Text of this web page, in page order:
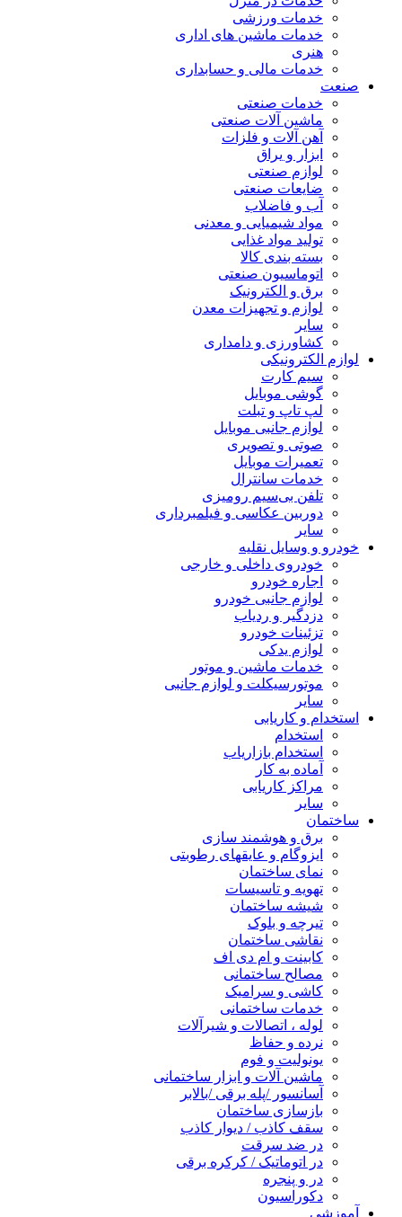
خدمات ورزشی
خدمات ماشین های اداری
هنری
خدمات مالی و حسابداری
صنعت
خدمات صنعتی
ماشین آلات صنعتی
آهن آلات و فلزات
ابزار و یراق
لوازم صنعتی
ضایعات صنعتی
آب و فاضلاب
مواد شیمیایی و معدنی
تولید مواد غذایی
بسته بندی کالا
اتوماسیون صنعتی
برق و الکترونیک
لوازم و تجهیزات معدن
سایر
کشاورزی و دامداری
لوازم الکترونیکی
سیم کارت
گوشی موبایل
لپ تاپ و تبلت
لوازم جانبی موبایل
صوتی و تصویری
تعمیرات موبایل
خدمات سانترال
تلفن بی‌سیم رومیزی
دوربین عکاسی و فیلمبرداری
سایر
خودرو و وسایل نقلیه
خودروی داخلی و خارجی
اجاره خودرو
لوازم جانبی خودرو
دزدگیر و ردیاب
تزئینات خودرو
لوازم یدکی
خدمات ماشین و موتور
موتورسیکلت و لوازم جانبی
سایر
استخدام و کاریابی
استخدام
استخدام بازاریاب
آماده به کار
مراکز کاریابی
سایر
ساختمان
برق و هوشمند سازی
ایزوگام و عایقهای رطوبتی
نمای ساختمان
تهویه و تاسیسات
شیشه ساختمان
تیرچه و بلوک
نقاشی ساختمان
کابینت و ام دی اف
مصالح ساختمانی
کاشی و سرامیک
خدمات ساختمانی
لوله ، اتصالات و شیرآلات
نرده و حفاظ
یونولیت و فوم
ماشین آلات و ابزار ساختمانی
آسانسور /پله برقی /بالابر
بازسازی ساختمان
سقف کاذب / دیوار کاذب
در ضد سرقت
در اتوماتیک / کرکره برقی
در و پنجره
دکوراسیون
آموزشی